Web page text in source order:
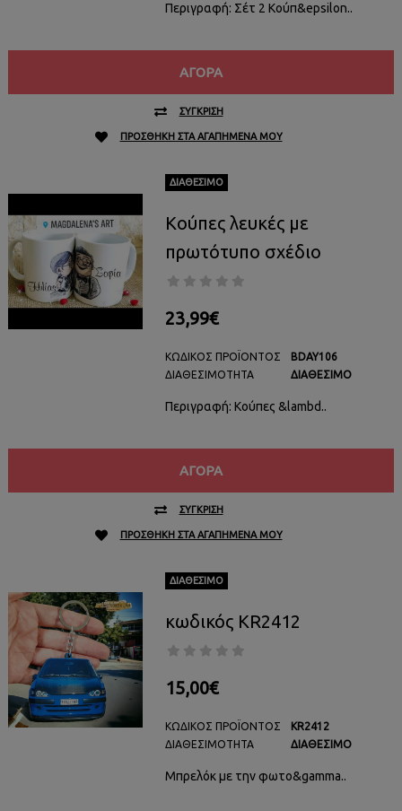
Περιγραφή: Σέτ 2 Κούπ&epsilon..
ΑΓΟΡΆ
ΣΎΓΚΡΙΣΗ
ΠΡΟΣΘΉΚΗ ΣΤΑ ΑΓΑΠΗΜΈΝΑ ΜΟΥ
ΔΙΑΘΈΣΙΜΟ
Κούπες λευκές με
πρωτότυπο σχέδιο
23,99€
ΚΩΔΙΚΌΣ ΠΡΟΪΌΝΤΟΣ
ΔΙΑΘΕΣΙΜΌΤΗΤΑ
BDAY106
ΔΙΑΘΈΣΙΜΟ
Περιγραφή: Κούπες &lambd..
ΑΓΟΡΆ
ΣΎΓΚΡΙΣΗ
ΠΡΟΣΘΉΚΗ ΣΤΑ ΑΓΑΠΗΜΈΝΑ ΜΟΥ
ΔΙΑΘΈΣΙΜΟ
κωδικός KR2412
15,00€
ΚΩΔΙΚΌΣ ΠΡΟΪΌΝΤΟΣ
ΔΙΑΘΕΣΙΜΌΤΗΤΑ
KR2412
ΔΙΑΘΈΣΙΜΟ
Μπρελόκ με την φωτο&gamma..